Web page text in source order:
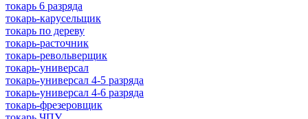
токарь 6 разряда
токарь-карусельщик
токарь по дереву
токарь-расточник
токарь-револьверщик
токарь-универсал
токарь-универсал 4-5 разряда
токарь-универсал 4-6 разряда
токарь-фрезеровщик